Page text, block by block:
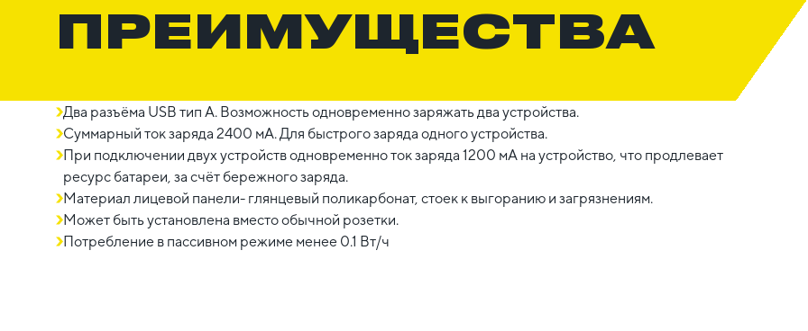
ПРЕИМУЩЕСТВА
Два разъёма USB тип А. Возможность одновременно заряжать два устройства.
Суммарный ток заряда 2400 мА. Для быстрого заряда одного устройства.
При подключении двух устройств одновременно ток заряда 1200 мА на устройство, что продлевает
ресурс батареи, за счёт бережного заряда.
Материал лицевой панели- глянцевый поликарбонат, стоек к выгоранию и загрязнениям.
Может быть установлена вместо обычной розетки.
Потребление в пассивном режиме менее 0.1 Вт/ч